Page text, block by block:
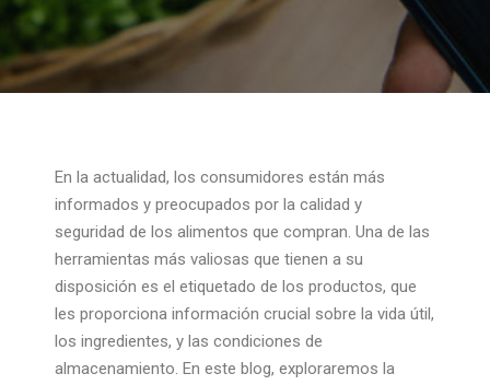
En la actualidad, los consumidores están más
informados y preocupados por la calidad y
seguridad de los alimentos que compran. Una de las
herramientas más valiosas que tienen a su
disposición es el etiquetado de los productos, que
les proporciona información crucial sobre la vida útil,
los ingredientes, y las condiciones de
almacenamiento. En este blog, exploraremos la